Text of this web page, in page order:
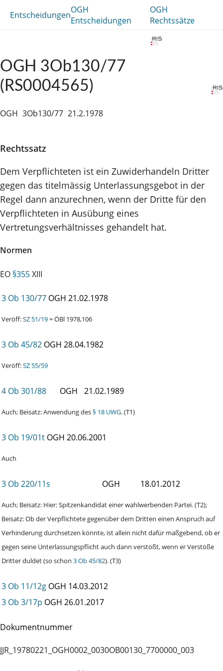
EntscheidungenOGH
Entscheidungen
OGH
Rechtssätze
OGH 3Ob130/77
(RS0004565)
OGH 3Ob130/77 21.2.1978
Rechtssatz
Dem Verpflichteten ist ein Zuwiderhandeln Dritter
gegen das titelmässig Unterlassungsgebot in der
Regel dann anzurechnen, wenn der Dritte für den
Verpflichteten in Ausübung eines
Vertretungsverhältnisses gehandelt hat.
Normen
EO §355XIII
3 Ob 130/77 OGH 21.02.1978
Veröff:SZ 51/19= ÖBl 1978,106
3 Ob 45/82 OGH 28.04.1982
Veröff:SZ 55/59
4 Ob 301/88 OGH 21.02.1989
Auch; Beisatz: Anwendung des§ 18 UWG. (T1)
3 Ob 19/01t OGH 20.06.2001
Auch
3 Ob 220/11s OGH 18.01.2012
Auch; Beisatz: Hier: Spitzenkandidat einer wahlwerbenden Partei. (T2);
Beisatz: Ob der Verpflichtete gegenüber dem Dritten einen Anspruch auf
Verhinderung durchsetzen könnte, ist allein nicht dafür maßgebend, ob er
gegen seine Unterlassungspflicht auch dann verstößt, wenn er Verstöße
Dritter duldet (so schon 3 Ob 45/82). (T3)
3 Ob 11/12g OGH 14.03.2012
3 Ob 3/17p OGH 26.01.2017
Dokumentnummer
JJR_19780221_OGH0002_0030OB00130_7700000_003